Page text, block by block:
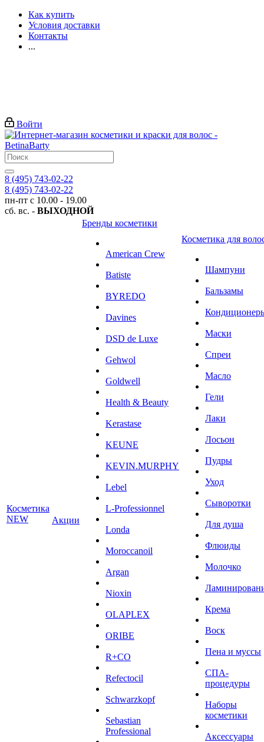
Как купить
Условия доставки
Контакты
...
Войти
8 (495) 743-02-22
8 (495) 743-02-22
пн-пт с 10.00 - 19.00
сб. вс. - ВЫХОДНОЙ
Косметика
NEW
Акции
Бренды косметики
American Crew
Batiste
BYREDO
Davines
DSD de Luxe
Gehwol
Goldwell
Health & Beauty
Kerastase
KEUNE
KEVIN.MURPHY
Lebel
L-Professionnel
Londa
Moroccanoil
Argan
Niохin
OLAPLEX
ORIBE
R+CO
Refectocil
Schwarzkopf
Sebastian
Professional
Косметика для
Шампуни
Бальзамы
Маски
Спреи
Масло
Гели
Лаки
Лосьон
Пудры
Уход
Сыворотки
Для душа
Флюиды
Молочко
Крема
Воск
Пена и муссы
СПА-
процедуры
Наборы
косметики
Аксессуары